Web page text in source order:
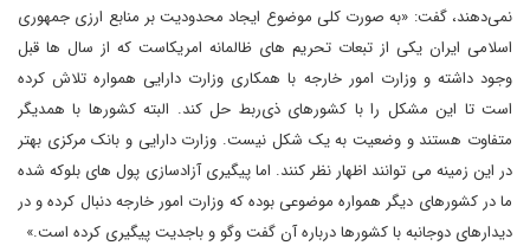
نمی‌دهند، گفت: «به صورت کلی موضوع ایجاد محدودیت بر منابع ارزی جمهوری
اسلامی ایران یکی از تبعات تحریم های ظالمانه امریکاست که از سال ها قبل
وجود داشته و وزارت امور خارجه با همکاری وزارت دارایی همواره تلاش کرده
است تا این مشکل را با کشورهای ذی‌ربط حل کند. البته کشورها با همدیگر
متفاوت هستند و وضعیت به یک شکل نیست. وزارت دارایی و بانک مرکزی بهتر
در این زمینه می توانند اظهار نظر کنند. اما پیگیری آزادسازی پول های بلوکه شده
ما در کشورهای دیگر همواره موضوعی بوده که وزارت امور خارجه دنبال کرده و در
دیدارهای دوجانبه با کشورها درباره آن گفت وگو و باجدیت پیگیری کرده است.»